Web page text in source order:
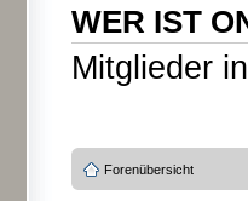
WER IST
Mitglieder
Forenübersicht